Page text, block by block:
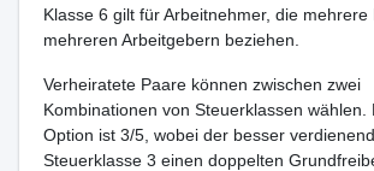
Klasse 6 gilt für Arbeitnehmer, die mehrere
mehreren Arbeitgebern beziehen.
Verheiratete Paare können zwischen zwei
Kombinationen von Steuerklassen wählen.
Option ist 3/5, wobei der besser
Steuerklasse 3 einen doppelten